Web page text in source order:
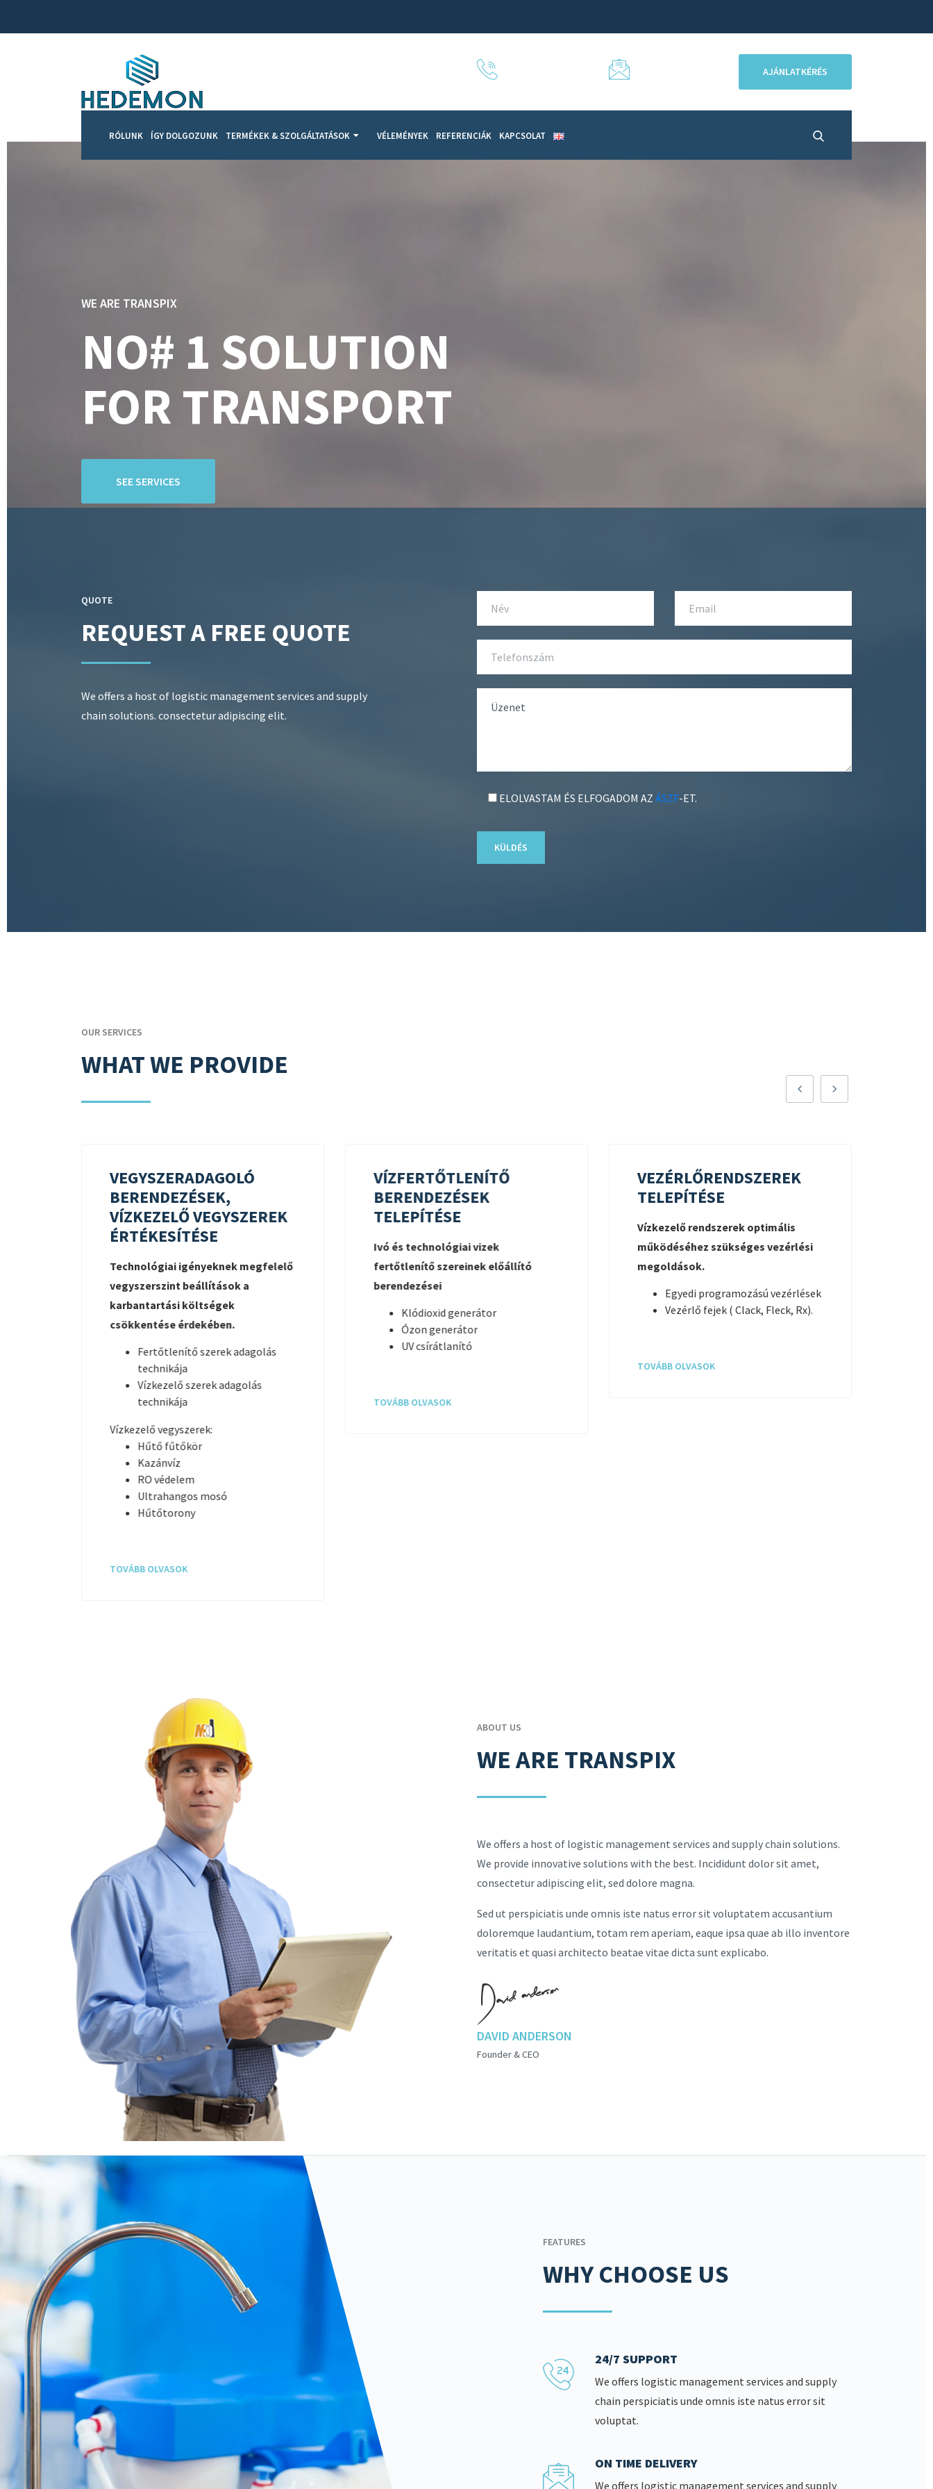
hedemonaqua@hedemonaqua.hu
AJÁNLATKÉRÉS
RÓLUNK ÍGY DOLGOZUNK TERMÉKEK & SZOLGÁLTATÁSOK VÉLEMÉNYEK REFERENCIÁK KAPCSOLAT
WE ARE TRANSPIX
NO# 1 SOLUTION
FOR TRANSPORT
SEE SERVICES
QUOTE
REQUEST A FREE QUOTE
We offers a host of logistic management services and supply
chain solutions. consectetur adipiscing elit.
ELOLVASTAM ÉS ELFOGADOM AZ ÁSZF-ET.
OUR SERVICES
WHAT WE PROVIDE
VEGYSZERADAGOLÓ
BERENDEZÉSEK,
VÍZKEZELŐ VEGYSZEREK
ÉRTÉKESÍTÉSE
Technológiai igényeknek megfelelő
vegyszerszint beállítások a
karbantartási költségek
csökkentése érdekében.
Fertőtlenítő szerek adagolás
technikája
Vízkezelő szerek adagolás
technikája
Vízkezelő vegyszerek:
Hűtő fűtőkör
Kazánvíz
RO védelem
Ultrahangos mosó
Hűtőtorony
TOVÁBB OLVASOK
VÍZFERTŐTLENÍTŐ
BERENDEZÉSEK
TELEPÍTÉSE
Ivó és technológiai vizek
fertőtlenítő szereinek előállító
berendezései
Klódioxid generátor
Ózon generátor
UV csírátlanító
TOVÁBB OLVASOK
VEZÉRLŐRENDSZEREK
TELEPÍTÉSE
Vízkezelő rendszerek optimális
működéséhez szükséges vezérlési
megoldások.
Egyedi programozású vezérlések
Vezérlő fejek ( Clack, Fleck, Rx).
TOVÁBB OLVASOK
ABOUT US
WE ARE TRANSPIX
We offers a host of logistic management services and supply chain solutions.
We provide innovative solutions with the best. Incididunt dolor sit amet,
consectetur adipiscing elit, sed dolore magna.
Sed ut perspiciatis unde omnis iste natus error sit voluptatem accusantium
doloremque laudantium, totam rem aperiam, eaque ipsa quae ab illo inventore
veritatis et quasi architecto beatae vitae dicta sunt explicabo.
DAVID ANDERSON
Founder & CEO
FEATURES
WHY CHOOSE US
24/7 SUPPORT
We offers logistic management services and supply
chain perspiciatis unde omnis iste natus error sit
voluptat.
ON TIME DELIVERY
We offers logistic management services and supply